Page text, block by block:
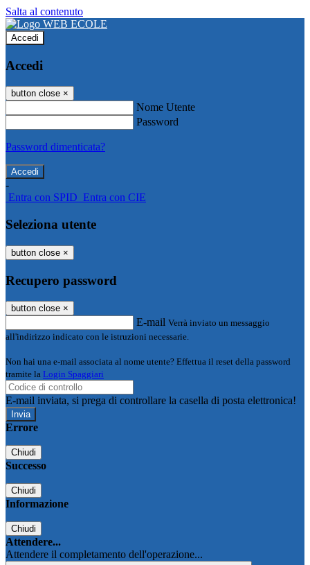
Salta al contenuto
Accedi
Accedi
button close ×
Nome Utente
Password
Password dimenticata?
-
Entra con SPID Entra con CIE
Seleziona utente
button close ×
Recupero password
button close ×
E-mail Verrà inviato un messaggio
all'indirizzo indicato con le istruzioni necessarie.
Non hai una e-mail associata al nome utente? Effettua il reset della password
tramite la Login Spaggiari
E-mail inviata, si prega di controllare la casella di posta elettronica!
Errore
Chiudi
Successo
Chiudi
Informazione
Chiudi
Attendere...
Attendere il completamento dell'operazione...